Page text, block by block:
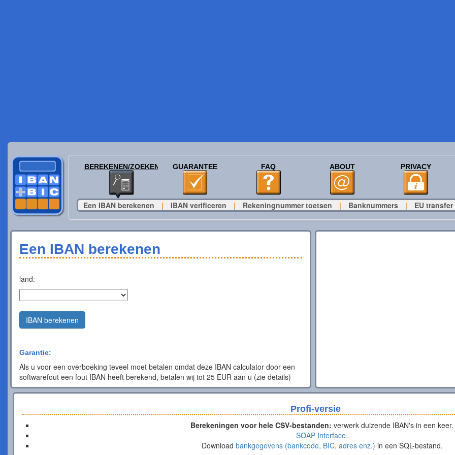
BEREKENEN/ZOEKEN GUARANTEE FAQ ABOUT PRIVACY
Een IBAN berekenen | IBAN verificeren | Rekeningnummer toetsen | Banknummers | EU transfer
Een IBAN berekenen
land:
IBAN berekenen
Garantie:
Als u voor een overboeking teveel moet betalen omdat deze IBAN calculator door een
softwarefout een fout IBAN heeft berekend, betalen wij tot 25 EUR aan u (zie details)
Profi-versie
Berekeningen voor hele CSV-bestanden: verwerk duizende IBAN's in een keer.
SOAP Interface.
Download bankgegevens (bankcode, BIC, adres enz.) in een SQL-bestand.